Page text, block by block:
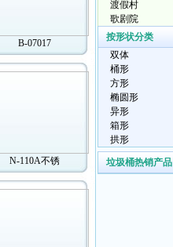
B-07017
N-110A不锈
渡假村
歌剧院
按形状分类
双体
桶形
方形
椭圆形
异形
箱形
拱形
垃圾桶热销产品